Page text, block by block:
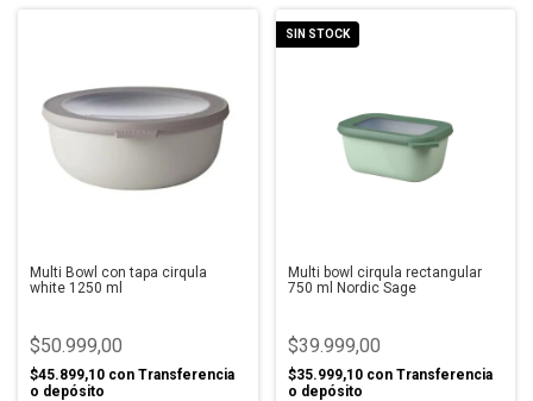
Multi Bowl con tapa cirqula
white 1250 ml
$50.999,00
$45.899,10 con Transferencia
o depósito
SIN STOCK
Multi bowl cirqula rectangular
750 ml Nordic Sage
$39.999,00
$35.999,10 con Transferencia
o depósito